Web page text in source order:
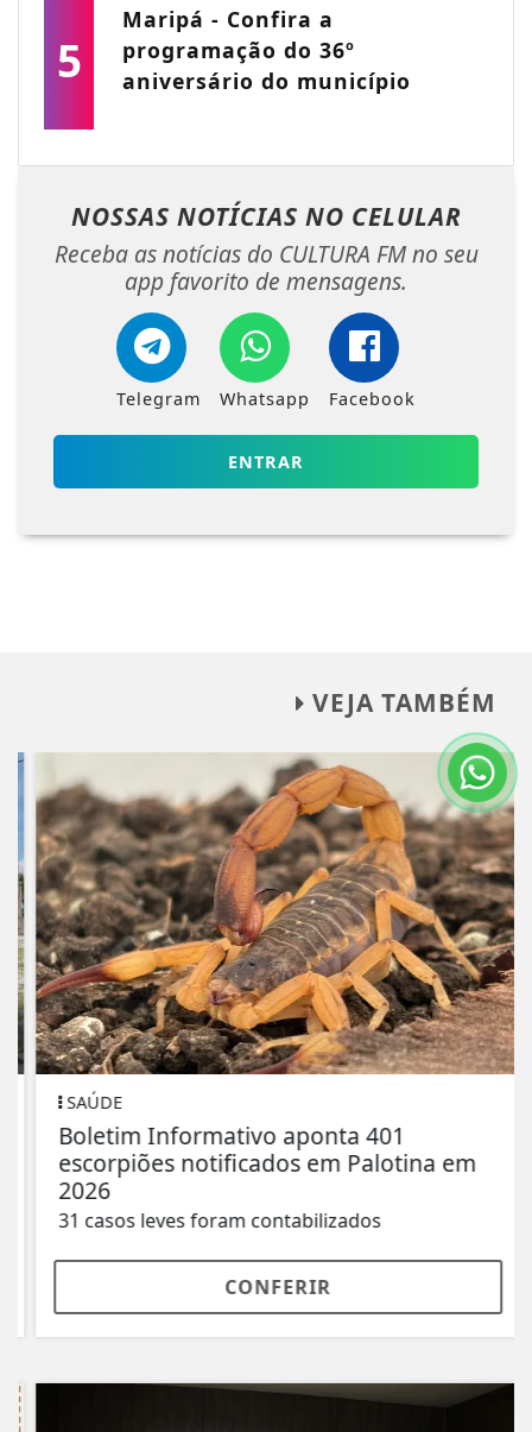
5
Maripá - Confira a
programação do 36º
aniversário do município
NOSSAS NOTÍCIAS NO CELULAR
Receba as notícias do CULTURA FM no seu
app favorito de mensagens.
Telegram Whatsapp Facebook
ENTRAR
VEJA TAMBÉM
SAÚDE
Boletim Informativo aponta 401
escorpiões notificados em Palotina em
2026
31 casos leves foram contabilizados
CONFERIR